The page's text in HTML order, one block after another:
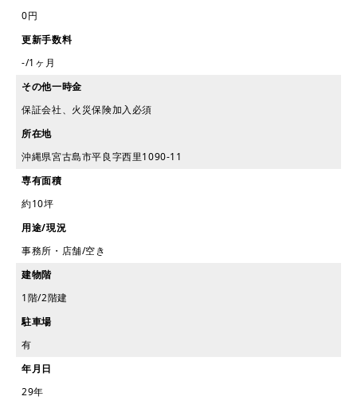
0円
更新手数料
-/1ヶ月
その他一時金
保証会社、火災保険加入必須
所在地
沖縄県宮古島市平良字西里1090-11
専有面積
約10坪
用途/現況
事務所・店舗/空き
建物階
1階/2階建
駐車場
有
年月日
29年